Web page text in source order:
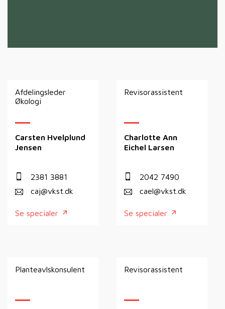
Afdelingsleder
Økologi
Carsten Hvelplund
Jensen
2381 3881
caj@vkst.dk
Se specialer
Revisorassistent
Charlotte Ann
Eichel Larsen
2042 7490
cael@vkst.dk
Se specialer
Planteavlskonsulent Revisorassistent